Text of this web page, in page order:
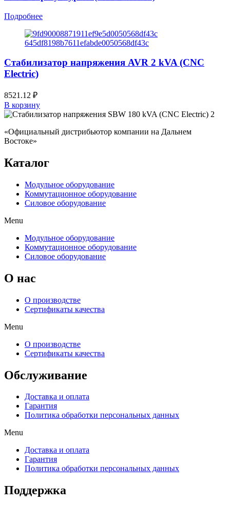
Подробнее
Стабилизатор напряжения AVR 2 kVA (CNC
Electric)
8521.12 ₽
В корзину
«Официальный дистрибьютор компании на Дальнем
Востоке»
Каталог
Модульное оборудование
Коммутационное оборудование
Силовое оборудование
Menu
Модульное оборудование
Коммутационное оборудование
Силовое оборудование
O нас
О производстве
Сертификаты качества
Menu
О производстве
Сертификаты качества
Обслуживание
Доставка и оплата
Гарантия
Политика обработки персональных данных
Menu
Доставка и оплата
Гарантия
Политика обработки персональных данных
Поддержка